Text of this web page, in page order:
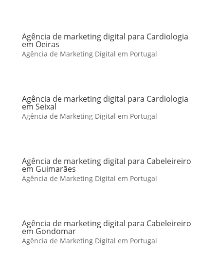
Agência de marketing digital para Cardiologia
em Oeiras
Agência de Marketing Digital em Portugal
Agência de marketing digital para Cardiologia
em Seixal
Agência de Marketing Digital em Portugal
Agência de marketing digital para Cabeleireiro
em Guimarães
Agência de Marketing Digital em Portugal
Agência de marketing digital para Cabeleireiro
em Gondomar
Agência de Marketing Digital em Portugal